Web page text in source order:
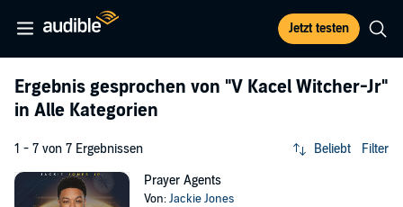
Jetzt testen
Ergebnis gesprochen von "V Kacel Witcher-Jr"
in Alle Kategorien
1 - 7 von 7 Ergebnissen Beliebt Filter
Prayer Agents
Von:Jackie Jones